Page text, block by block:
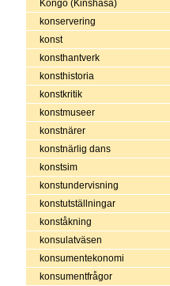
Kongo (Kinshasa)
konservering
konst
konsthantverk
konsthistoria
konstkritik
konstmuseer
konstnärer
konstnärlig dans
konstsim
konstundervisning
konstutställningar
konståkning
konsulatväsen
konsumentekonomi
konsumentfrågor